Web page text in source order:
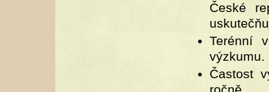
České
Terénní
výzkumu.
Častost